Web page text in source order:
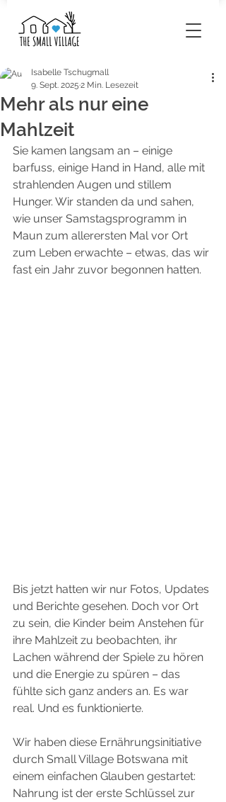
Mehr als nur eine
Mahlzeit
Isabelle Tschugmall
9. Sept. 2025 2 Min. Lesezeit
Sie kamen langsam an – einige
barfuss, einige Hand in Hand, alle mit
strahlenden Augen und stillem
Hunger. Wir standen da und sahen,
wie unser Samstagsprogramm in
Maun zum allerersten Mal vor Ort
zum Leben erwachte – etwas, das wir
fast ein Jahr zuvor begonnen hatten.
Bis jetzt hatten wir nur Fotos, Updates
und Berichte gesehen. Doch vor Ort
zu sein, die Kinder beim Anstehen für
ihre Mahlzeit zu beobachten, ihr
Lachen während der Spiele zu hören
und die Energie zu spüren – das
fühlte sich ganz anders an. Es war
real. Und es funktionierte.
Wir haben diese Ernährungsinitiative
durch Small Village Botswana mit
einem einfachen Glauben gestartet:
Nahrung ist der erste Schlüssel zur